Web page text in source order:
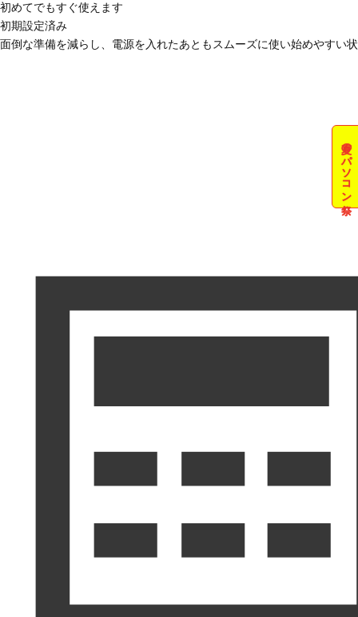
夏のパソコン祭
初めてでもすぐ使えます
初期設定済み
面倒な準備を減らし、電源を入れたあともスムーズに使い始めやすい